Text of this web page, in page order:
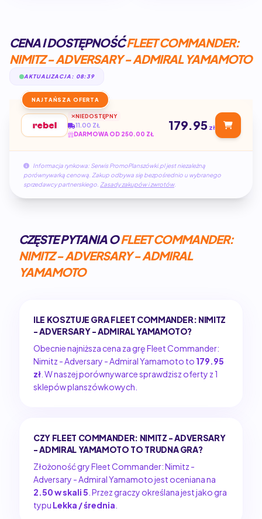
CENA I DOSTĘPNOŚĆFLEET COMMANDER:
NIMITZ - ADVERSARY - ADMIRAL YAMAMOTO
AKTUALIZACJA: 08:39
NAJTAŃSZA OFERTA
NIEDOSTĘPNY
11.00 ZŁ
DARMOWA OD 250.00 ZŁ
179.95 zł
Informacja rynkowa: Serwis PromoPlanszówki.pl jest niezależną
porównywarką cenową. Zakup odbywa się bezpośrednio u wybranego
sprzedawcy partnerskiego. Zasady zakupów i zwrotów.
CZĘSTE PYTANIA OFLEET COMMANDER:
NIMITZ - ADVERSARY - ADMIRAL
YAMAMOTO
ILE KOSZTUJE GRA FLEET COMMANDER: NIMITZ
- ADVERSARY - ADMIRAL YAMAMOTO?
Obecnie najniższa cena za grę Fleet Commander:
Nimitz - Adversary - Admiral Yamamoto to 179.95
zł . W naszej porównywarce sprawdzisz oferty z 1
sklepów planszówkowych.
CZY FLEET COMMANDER: NIMITZ - ADVERSARY
- ADMIRAL YAMAMOTO TO TRUDNA GRA?
Złożoność gry Fleet Commander: Nimitz -
Adversary - Admiral Yamamoto jest oceniana na
2.50 w skali 5 . Przez graczy określana jest jako gra
typu Lekka / średnia